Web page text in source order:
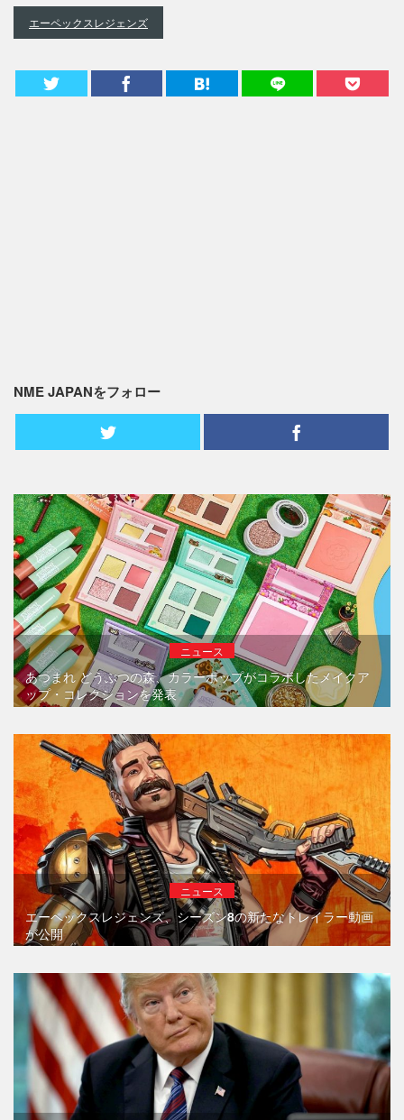
エーペックスレジェンズ
NME JAPANをフォロー
ニュース
あつまれ どうぶつの森、カラーポップがコラボしたメイクア
ップ・コレクションを発表
ニュース
エーペックスレジェンズ、シーズン8の新たなトレイラー動画
が公開